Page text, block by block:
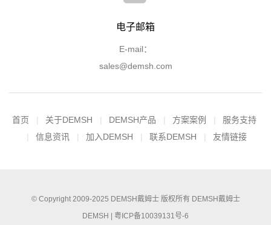
电子邮箱
E-mail：
sales@demsh.com
首页 关于DEMSH DEMSH产品 方案案例
服务支持
信息资讯
加入DEMSH 联系DEMSH 友情链接
© Copyright 2009-2025 DEMSH戴姆士版权所有 DEMSH戴姆士
DEMSH | 粤ICP备10039131号-6